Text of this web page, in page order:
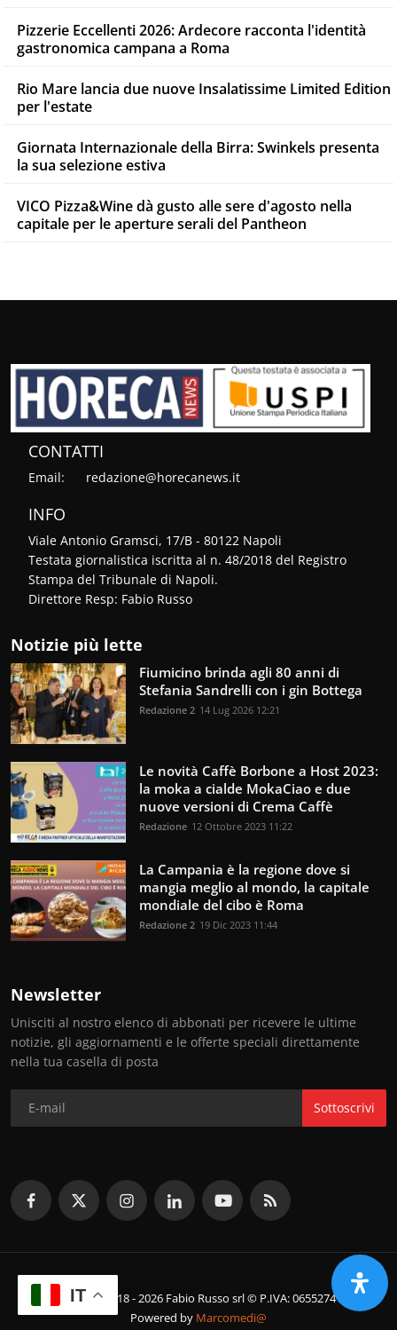
Pizzerie Eccellenti 2026: Ardecore racconta l'identità
gastronomica campana a Roma
Rio Mare lancia due nuove Insalatissime Limited Edition
per l'estate
Giornata Internazionale della Birra: Swinkels presenta
la sua selezione estiva
VICO Pizza&Wine dà gusto alle sere d'agosto nella
capitale per le aperture serali del Pantheon
CONTATTI
Email: redazione@horecanews.it
INFO
Viale Antonio Gramsci, 17/B - 80122 Napoli
Testata giornalistica iscritta al n. 48/2018 del Registro
Stampa del Tribunale di Napoli.
Direttore Resp: Fabio Russo
Notizie più lette
Fiumicino brinda agli 80 anni di
Stefania Sandrelli con i gin Bottega
Redazione 2 14 Lug 2026 12:21
Le novità Caffè Borbone a Host 2023:
la moka a cialde MokaCiao e due
nuove versioni di Crema Caffè
Redazione 12 Ottobre 2023 11:22
La Campania è la regione dove si
mangia meglio al mondo, la capitale
mondiale del cibo è Roma
Redazione 2 19 Dic 2023 11:44
Newsletter
Unisciti al nostro elenco di abbonati per ricevere le ultime
notizie, gli aggiornamenti e le offerte speciali direttamente
nella tua casella di posta
Sottoscrivi
© Copyright 2018 - 2026 Fabio Russo srl © P.IVA: 06552741214
Powered by Marcomedi@
IT